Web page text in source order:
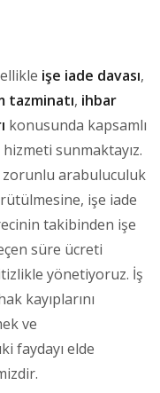
işe iade davası,
tazminatı, ihbar
konusunda kapsamlı
sunmaktayız.
zorunlu arabuluculuk
işe iade
takibinden işe
süre ücreti
yönetiyoruz. İş
kayıplarını
ve
faydayı elde